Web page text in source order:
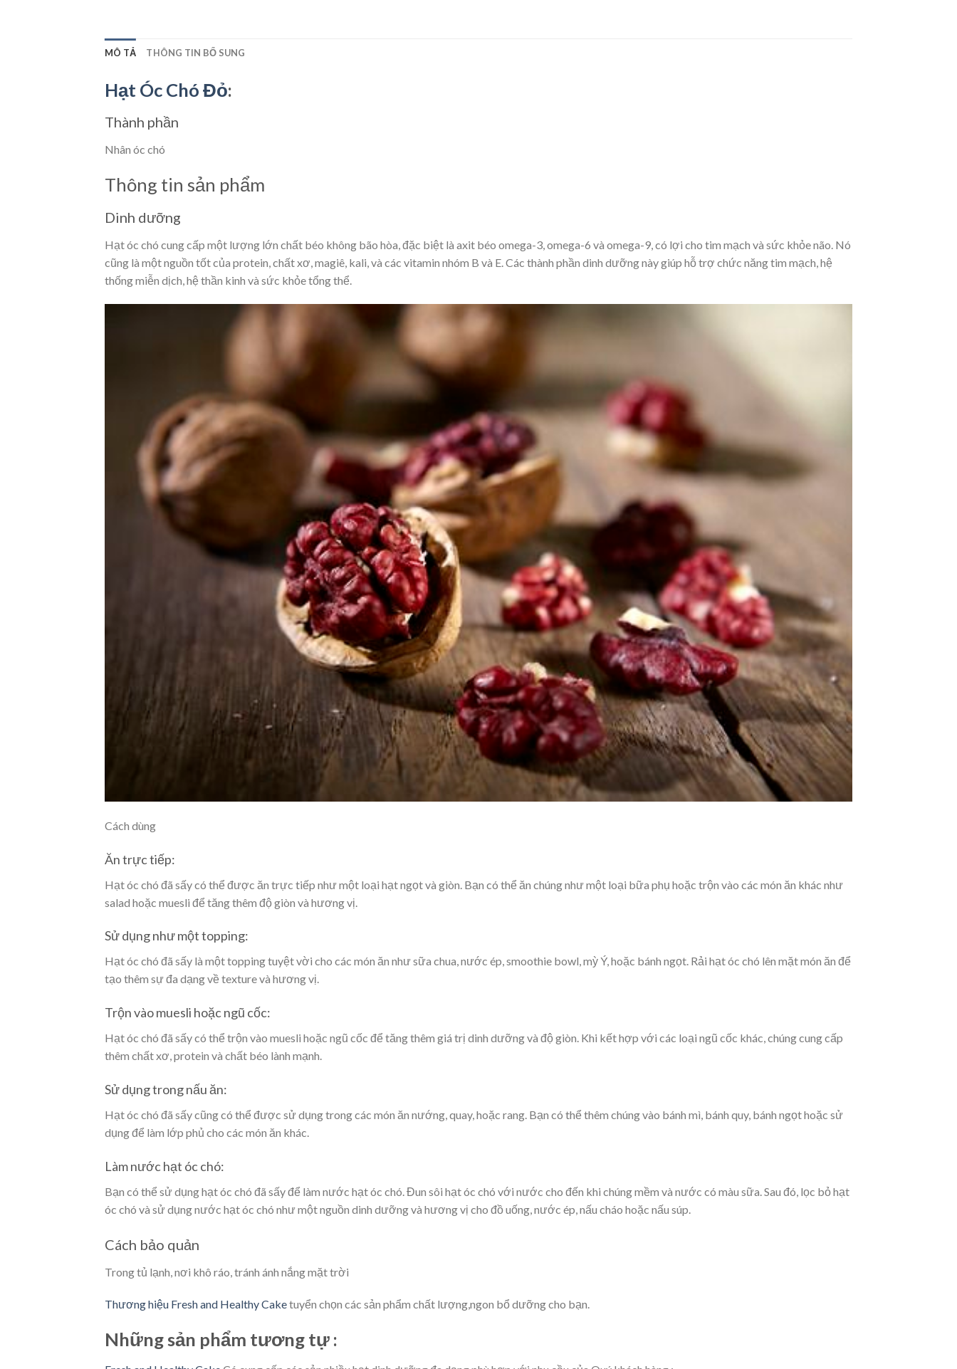
MÔ TẢ THÔNG TIN BỔ SUNG
Hạt Óc Chó Đỏ:
Thành phần
Nhân óc chó
Thông tin sản phẩm
Dinh dưỡng
Hạt óc chó cung cấp một lượng lớn chất béo không bão hòa, đặc biệt là axit béo omega-3, omega-6 và omega-9, có lợi cho tim mạch và sức khỏe não. Nó
cũng là một nguồn tốt của protein, chất xơ, magiê, kali, và các vitamin nhóm B và E. Các thành phần dinh dưỡng này giúp hỗ trợ chức năng tim mạch, hệ
thống miễn dịch, hệ thần kinh và sức khỏe tổng thể.
Cách dùng
Ăn trực tiếp:
Hạt óc chó đã sấy có thể được ăn trực tiếp như một loại hạt ngọt và giòn. Bạn có thể ăn chúng như một loại bữa phụ hoặc trộn vào các món ăn khác như
salad hoặc muesli để tăng thêm độ giòn và hương vị.
Sử dụng như một topping:
Hạt óc chó đã sấy là một topping tuyệt vời cho các món ăn như sữa chua, nước ép, smoothie bowl, mỳ Ý, hoặc bánh ngọt. Rải hạt óc chó lên mặt món ăn để
tạo thêm sự đa dạng về texture và hương vị.
Trộn vào muesli hoặc ngũ cốc:
Hạt óc chó đã sấy có thể trộn vào muesli hoặc ngũ cốc để tăng thêm giá trị dinh dưỡng và độ giòn. Khi kết hợp với các loại ngũ cốc khác, chúng cung cấp
thêm chất xơ, protein và chất béo lành mạnh.
Sử dụng trong nấu ăn:
Hạt óc chó đã sấy cũng có thể được sử dụng trong các món ăn nướng, quay, hoặc rang. Bạn có thể thêm chúng vào bánh mì, bánh quy, bánh ngọt hoặc sử
dụng để làm lớp phủ cho các món ăn khác.
Làm nước hạt óc chó:
Bạn có thể sử dụng hạt óc chó đã sấy để làm nước hạt óc chó. Đun sôi hạt óc chó với nước cho đến khi chúng mềm và nước có màu sữa. Sau đó, lọc bỏ hạt
óc chó và sử dụng nước hạt óc chó như một nguồn dinh dưỡng và hương vị cho đồ uống, nước ép, nấu cháo hoặc nấu súp.
Cách bảo quản
Trong tủ lạnh, nơi khô ráo, tránh ánh nắng mặt trời
Thương hiệu Fresh and Healthy Caketuyển chọn các sản phẩm chất lượng,ngon bổ dưỡng cho bạn.
Những sản phẩm tương tự :